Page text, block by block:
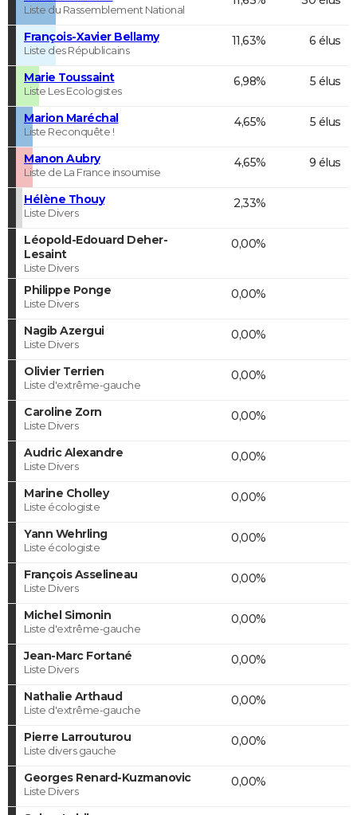
Liste du Rassemblement National
François-Xavier Bellamy
Liste des Républicains
11,63% 6 élus
Marie Toussaint
Liste Les Ecologistes
6,98% 5 élus
Marion Maréchal
Liste Reconquête !
4,65% 5 élus
Manon Aubry
Liste de La France insoumise
4,65% 9 élus
Hélène Thouy
Liste Divers
2,33%
Léopold-Edouard Deher-
Lesaint
Liste Divers
0,00%
Philippe Ponge
Liste Divers
0,00%
Nagib Azergui
Liste Divers
0,00%
Olivier Terrien
Liste d'extrême-gauche
0,00%
Caroline Zorn
Liste Divers
0,00%
Audric Alexandre
Liste Divers
0,00%
Marine Cholley
Liste écologiste
0,00%
Yann Wehrling
Liste écologiste
0,00%
François Asselineau
Liste Divers
0,00%
Michel Simonin
Liste d'extrême-gauche
0,00%
Jean-Marc Fortané
Liste Divers
0,00%
Nathalie Arthaud
Liste d'extrême-gauche
0,00%
Pierre Larrouturou
Liste divers gauche
0,00%
Georges Renard-Kuzmanovic
Liste Divers
0,00%